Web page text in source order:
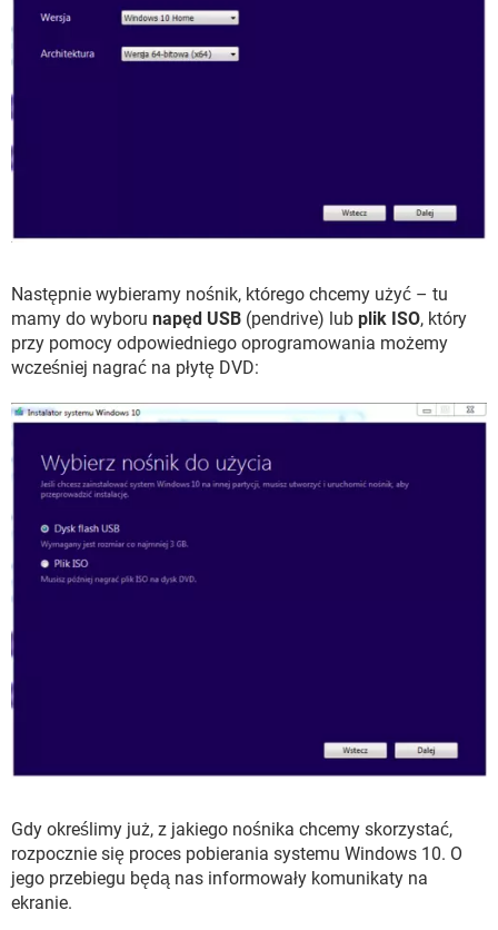
Następnie wybieramy nośnik, którego chcemy użyć – tu
mamy do wyboru napęd USB (pendrive) lub plik ISO, który
przy pomocy odpowiedniego oprogramowania możemy
wcześniej nagrać na płytę DVD:
Gdy określimy już, z jakiego nośnika chcemy skorzystać,
rozpocznie się proces pobierania systemu Windows 10. O
jego przebiegu będą nas informowały komunikaty na
ekranie.